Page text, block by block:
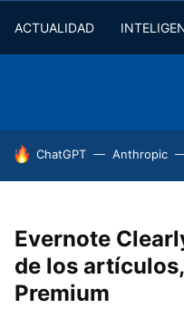
ACTUALIDAD
HOY SE HABLA DE
ChatGPT Anthropic
Evernote
de los
Premium